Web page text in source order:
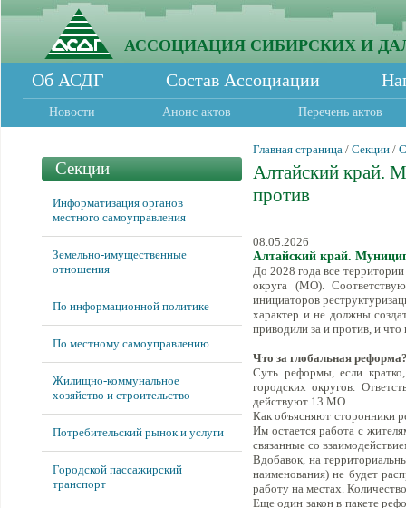
АССОЦИАЦИЯ СИБИРСКИХ И
Об АСДГ Состав Ассоциации
Новости Анонс актов Перечень актов
Секции
Информатизация органов
местного самоуправления
Земельно-имущественные
отношения
По информационной политике
По местному самоуправлению
Жилищно-коммунальное
хозяйство и строительство
Потребительский рынок и услуги
Городской пассажирский
транспорт
Главная страница / Секции /
Алтайский край.
против
08.05.2026
Алтайский край.
До 2028 года все
округа (МО).
инициаторов
характер и не должны
приводили за и против, и
Что за глобальная
Суть реформы, если
городских округов.
действуют 13 МО.
Как объясняют сторонники
Им остается работа с
связанные со
Вдобавок, на
наименования) не будет
работу на местах.
Еще один закон в пакете